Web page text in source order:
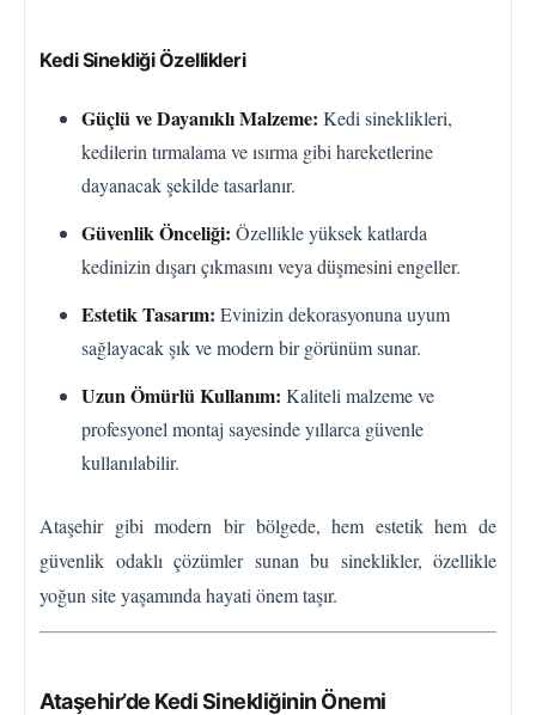
Kedi Sinekliği Özellikleri
Güçlü ve Dayanıklı Malzeme: Kedi sineklikleri,
kedilerin tırmalama ve ısırma gibi hareketlerine
dayanacak şekilde tasarlanır.
Güvenlik Önceliği: Özellikle yüksek katlarda
kedinizin dışarı çıkmasını veya düşmesini engeller.
Estetik Tasarım: Evinizin dekorasyonuna uyum
sağlayacak şık ve modern bir görünüm sunar.
Uzun Ömürlü Kullanım: Kaliteli malzeme ve
profesyonel montaj sayesinde yıllarca güvenle
kullanılabilir.
Ataşehir gibi modern bir bölgede, hem estetik hem de
güvenlik odaklı çözümler sunan bu sineklikler, özellikle
yoğun site yaşamında hayati önem taşır.
Ataşehir’de Kedi Sinekliğinin Önemi